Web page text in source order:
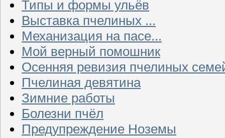
Типы и формы ульёв
Выставка пчелиных ...
Механизация на пасе...
Мой верный помошник
Осенняя ревизия пчелиных
Пчелиная девятина
Зимние работы
Болезни пчёл
Предупреждение Ноземы